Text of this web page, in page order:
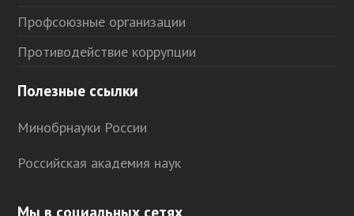
Профсоюзные организации
Противодействие коррупции
Полезные ссылки
Минобрнауки России
Российская академия наук
Мы в социальных сетях